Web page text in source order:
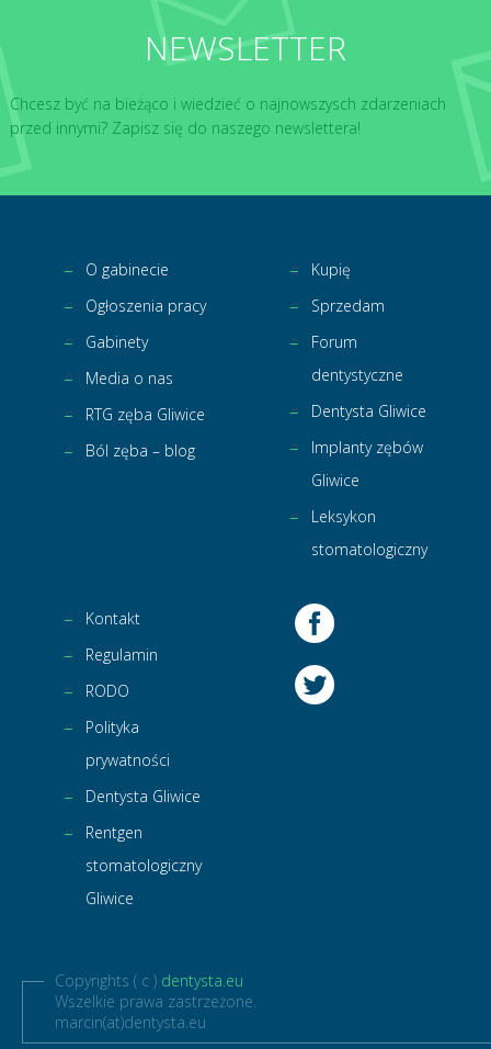
NEWSLETTER
Chcesz być na bieżąco i wiedzieć o najnowszysch zdarzeniach
przed innymi? Zapisz się do naszego newslettera!
O gabinecie
Ogłoszenia pracy
Gabinety
Media o nas
RTG zęba Gliwice
Ból zęba – blog
Kupię
Sprzedam
Forum
dentystyczne
Dentysta Gliwice
Implanty zębów
Gliwice
Leksykon
stomatologiczny
Kontakt
Regulamin
RODO
Polityka
prywatności
Dentysta Gliwice
Rentgen
stomatologiczny
Gliwice
Copyrights ( c ) dentysta.eu
Wszelkie prawa zastrzeżone.
marcin(at)dentysta.eu